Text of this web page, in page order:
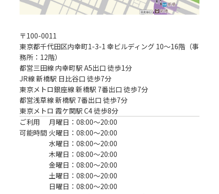
〒100-0011
東京都千代田区内幸町1-3-1 幸ビルディング 10〜16階（事
務所：12階）
都営三田線 内幸町駅 A5出口 徒歩1分
JR線 新橋駅 日比谷口 徒歩7分
東京メトロ銀座線 新橋駅 7番出口 徒歩7分
都営浅草線 新橋駅 7番出口 徒歩7分
東京メトロ 霞ケ関駅 C4 徒歩8分
ご利用
可能時間
月曜日：08:00〜20:00
火曜日：08:00〜20:00
水曜日：08:00〜20:00
木曜日：08:00〜20:00
金曜日：08:00〜20:00
土曜日：08:00〜20:00
日曜日：08:00〜20:00